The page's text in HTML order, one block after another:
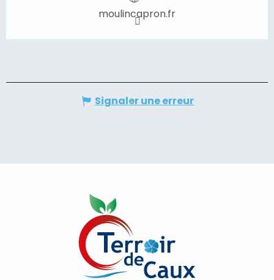
moulincapron.fr
Signaler une erreur